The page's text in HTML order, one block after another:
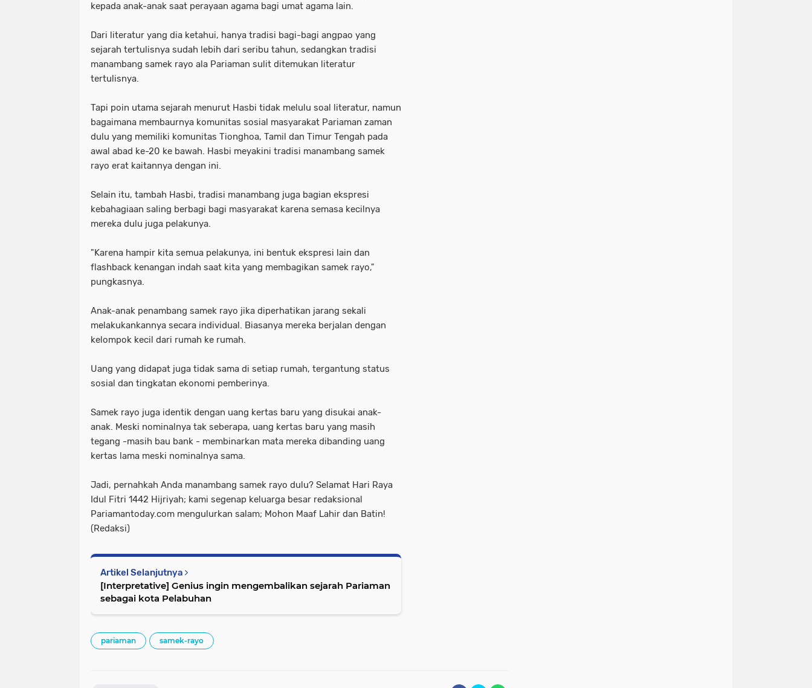
kepada anak-anak saat perayaan agama bagi umat agama lain.
Dari literatur yang dia ketahui, hanya tradisi bagi-bagi angpao yang
sejarah tertulisnya sudah lebih dari seribu tahun, sedangkan tradisi
manambang samek rayo ala Pariaman sulit ditemukan literatur
tertulisnya.
Tapi poin utama sejarah menurut Hasbi tidak melulu soal literatur, namun
bagaimana membaurnya komunitas sosial masyarakat Pariaman zaman
dulu yang memiliki komunitas Tionghoa, Tamil dan Timur Tengah pada
awal abad ke-20 ke bawah. Hasbi meyakini tradisi manambang samek
rayo erat kaitannya dengan ini.
Selain itu, tambah Hasbi, tradisi manambang juga bagian ekspresi
kebahagiaan saling berbagi bagi masyarakat karena semasa kecilnya
mereka dulu juga pelakunya.
"Karena hampir kita semua pelakunya, ini bentuk ekspresi lain dan
flashback kenangan indah saat kita yang membagikan samek rayo,"
pungkasnya.
Anak-anak penambang samek rayo jika diperhatikan jarang sekali
melakukankannya secara individual. Biasanya mereka berjalan dengan
kelompok kecil dari rumah ke rumah.
Uang yang didapat juga tidak sama di setiap rumah, tergantung status
sosial dan tingkatan ekonomi pemberinya.
Samek rayo juga identik dengan uang kertas baru yang disukai anak-
anak. Meski nominalnya tak seberapa, uang kertas baru yang masih
tegang -masih bau bank - membinarkan mata mereka dibanding uang
kertas lama meski nominalnya sama.
Jadi, pernahkah Anda manambang samek rayo dulu? Selamat Hari Raya
Idul Fitri 1442 Hijriyah; kami segenap keluarga besar redaksional
Pariamantoday.com mengulurkan salam; Mohon Maaf Lahir dan Batin!
(Redaksi)
Artikel Selanjutnya
[Interpretative] Genius ingin mengembalikan sejarah Pariaman
sebagai kota Pelabuhan
pariaman samek-rayo